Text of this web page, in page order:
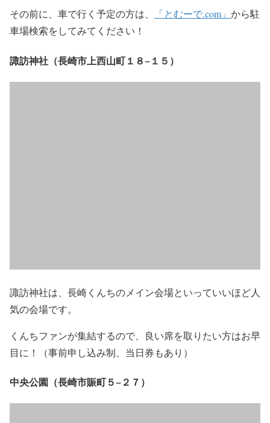
その前に、車で行く予定の方は、 「とむーで.com」 から駐
車場検索をしてみてください！
諏訪神社（長崎市上西山町１８−１５）
諏訪神社は、長崎くんちのメイン会場といっていいほど人
気の会場です。
くんちファンが集結するので、良い席を取りたい方はお早
目に！（事前申し込み制、当日券もあり）
中央公園（長崎市賑町５−２７）